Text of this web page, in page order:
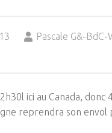
Pascale G&-BdC-
ici au Canada, donc
reprendra son envol